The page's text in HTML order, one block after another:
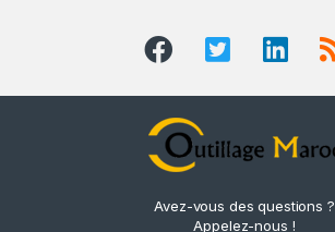
Avez-vous des questions ?
Appelez-nous !